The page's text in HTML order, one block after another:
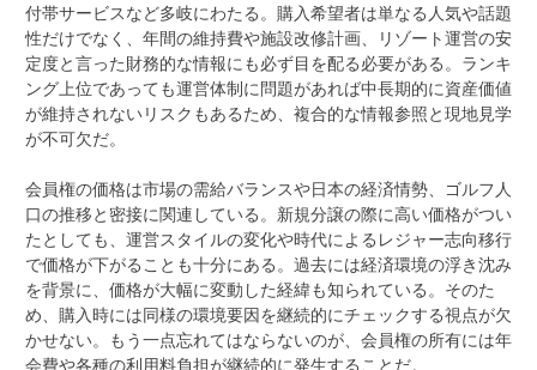
付帯サービスなど多岐にわたる。購入希望者は単なる人気や話題
性だけでなく、年間の維持費や施設改修計画、リゾート運営の安
定度と言った財務的な情報にも必ず目を配る必要がある。ランキ
ング上位であっても運営体制に問題があれば中長期的に資産価値
が維持されないリスクもあるため、複合的な情報参照と現地見学
が不可欠だ。
会員権の価格は市場の需給バランスや日本の経済情勢、ゴルフ人
口の推移と密接に関連している。新規分譲の際に高い価格がつい
たとしても、運営スタイルの変化や時代によるレジャー志向移行
で価格が下がることも十分にある。過去には経済環境の浮き沈み
を背景に、価格が大幅に変動した経緯も知られている。そのた
め、購入時には同様の環境要因を継続的にチェックする視点が欠
かせない。もう一点忘れてはならないのが、会員権の所有には年
会費や各種の利用料負担が継続的に発生することだ。